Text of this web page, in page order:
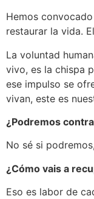
Hemos
restaurar la vida.
La voluntad
vivo, es la chispa
ese impulso se
vivan, este es
¿Podremos
No sé si
¿Cómo vais a
Eso es labor de